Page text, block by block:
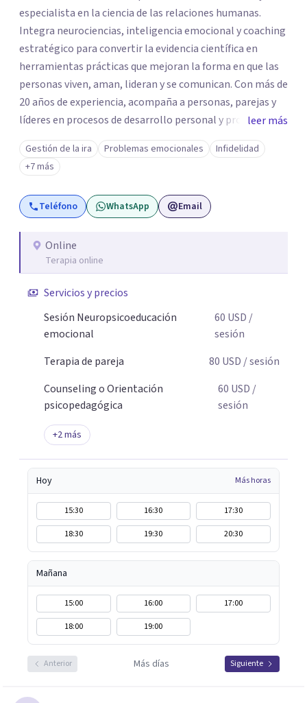
especialista en la ciencia de las relaciones humanas.
Integra neurociencias, inteligencia emocional y coaching
estratégico para convertir la evidencia científica en
herramientas prácticas que mejoran la forma en que las
personas viven, aman, lideran y se comunican. Con más de
20 años de experiencia, acompaña a personas, parejas y
líderes en procesos de desarrollo personal y profesional.
Su trabajo se centra en la regulación emocional, las
relaciones de pareja, la comunicación efectiva y el
liderazgo consciente. Su metodología combina
psicología contemporánea, neurociencias y estrategias
de cambio basadas en evidencia para fortalecer la
promover cambios sostenibles. Como divulgador
científico, acerca la psicología y las neurociencias a la vida
aplicables, con el propósito de impulsar un bienestar
integral.
leer más
Gestión de la ira Problemas emocionales
Infidelidad
+7 más
Teléfono WhatsApp Email
Online
Terapia online
Servicios y precios
Sesión Neuropsicoeducación
emocional
60 USD /
sesión
Terapia de pareja
80 USD / sesión
Counseling o Orientación
psicopedagógica
60 USD /
sesión
+2más
Hoy Más horas
15:30 16:30
17:30
18:30
19:30 20:30
Mañana
15:00 16:00
17:00
18:00
19:00
Anterior Más días Siguiente